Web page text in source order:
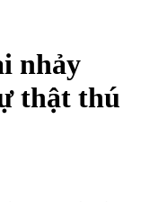
nhảy
thật thú